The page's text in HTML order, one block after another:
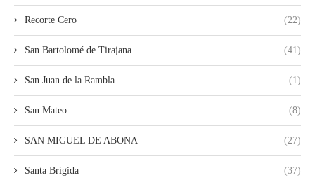
Recorte Cero (22)
San Bartolomé de Tirajana (41)
San Juan de la Rambla (1)
San Mateo (8)
SAN MIGUEL DE ABONA (27)
Santa Brígida (37)